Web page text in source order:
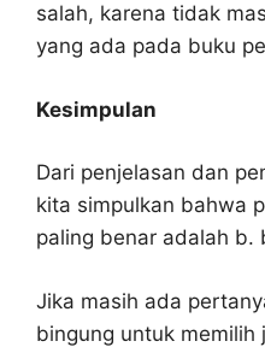
salah, karena tidak
yang ada pada buku
Kesimpulan
Dari penjelasan dan
kita simpulkan bahwa
paling benar adalah b.
Jika masih ada
bingung untuk memilih